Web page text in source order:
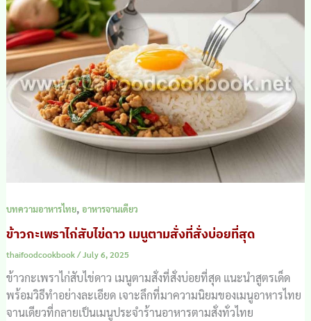
บทความอาหารไทย, อาหารจานเดียว
ข้าวกะเพราไก่สับไข่ดาว เมนูตามสั่งที่สั่งบ่อยที่สุด
thaifoodcookbook/July 6, 2025
ข้าวกะเพราไก่สับไข่ดาว เมนูตามสั่งที่สั่งบ่อยที่สุด แนะนำสูตรเด็ด
พร้อมวิธีทำอย่างละเอียด เจาะลึกที่มาความนิยมของเมนูอาหารไทย
จานเดียวที่กลายเป็นเมนูประจำร้านอาหารตามสั่งทั่วไทย